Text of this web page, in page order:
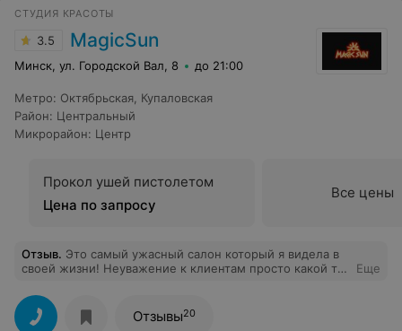
СТУДИЯ КРАСОТЫ
3.5 MagicSun
Минск, ул. Городской Вал, 8 до 21:00
Метро: Октябрьская, Купаловская
Район: Центральный
Микрорайон: Центр
Прокол ушей пистолетом
Цена по запросу
Все цены
Отзыв. Это самый ужасный салон который я видела в
своей жизни! Неуважение к клиентам просто какой то
вечно какие то проблемы. То нет мастера в самый
последний момент перед записью за 2 недели до , то
программа не работает, то вы записаны на
Еще
Отзывы20